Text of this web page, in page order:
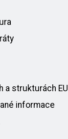
a strukturách EU
informace